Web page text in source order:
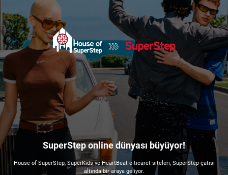
SuperStep online dünyası büyüyor!
House of SuperStep, SuperKids ve HeartBeat e-ticaret siteleri, SuperStep çatısı
altında bir araya geliyor.